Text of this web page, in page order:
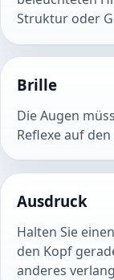
Struktur oder
Brille
Die Augen
Reflexe auf
Ausdruck
Halten Sie
den Kopf
anderes